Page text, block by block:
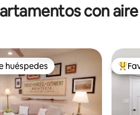
con
Favorito entre huéspedes
huéspedes De